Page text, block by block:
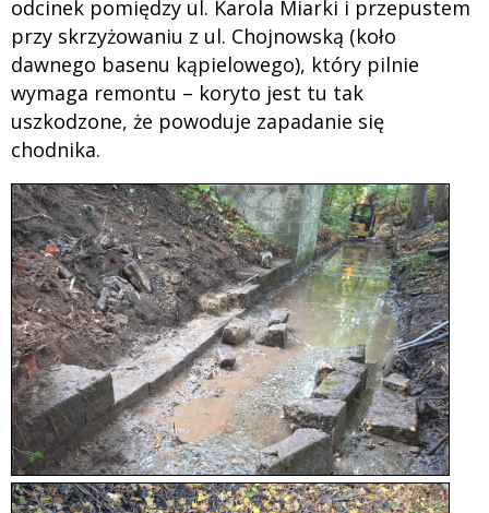
odcinek pomiędzy ul. Karola Miarki i przepustem
przy skrzyżowaniu z ul. Chojnowską (koło
dawnego basenu kąpielowego), który pilnie
wymaga remontu – koryto jest tu tak
uszkodzone, że powoduje zapadanie się
chodnika.